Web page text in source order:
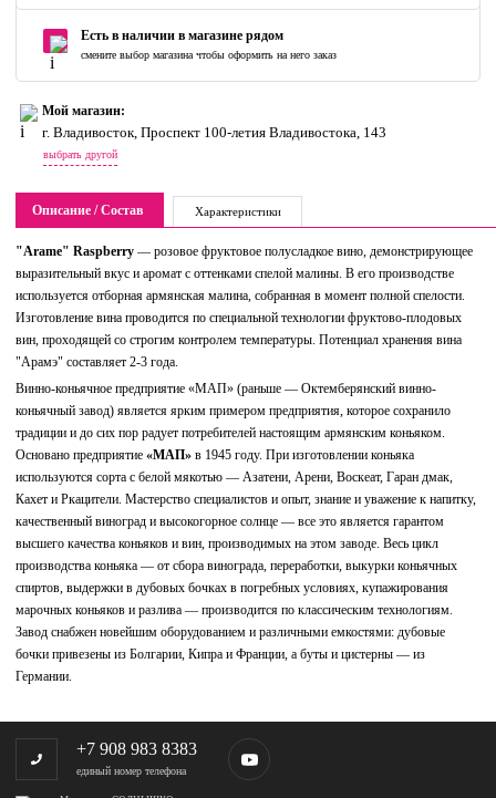
Есть в наличии в магазине рядом
смените выбор магазина чтобы оформить на него заказ
Мой магазин:
г. Владивосток, Проспект 100-летия Владивостока, 143
выбрать другой
Описание / Состав Характеристики
"Arame" Raspberry — розовое фруктовое полусладкое вино, демонстрирующее
выразительный вкус и аромат с оттенками спелой малины. В его производстве
используется отборная армянская малина, собранная в момент полной спелости.
Изготовление вина проводится по специальной технологии фруктово-плодовых
вин, проходящей со строгим контролем температуры. Потенциал хранения вина
"Арамэ" составляет 2-3 года.
Винно-коньячное предприятие «МАП» (раньше — Октемберянский винно-
коньячный завод) является ярким примером предприятия, которое сохранило
традиции и до сих пор радует потребителей настоящим армянским коньяком.
Основано предприятие «МАП» в 1945 году. При изготовлении коньяка
используются сорта с белой мякотью — Азатени, Арени, Воскеат, Гаран дмак,
Кахет и Ркацители. Мастерство специалистов и опыт, знание и уважение к напитку,
качественный виноград и высокогорное солнце — все это является гарантом
высшего качества коньяков и вин, производимых на этом заводе. Весь цикл
производства коньяка — от сбора винограда, переработки, выкурки коньячных
спиртов, выдержки в дубовых бочках в погребных условиях, купажирования
марочных коньяков и разлива — производится по классическим технологиям.
Завод снабжен новейшим оборудованием и различными емкостями: дубовые
бочки привезены из Болгарии, Кипра и Франции, а буты и цистерны — из
Германии.
+7 908 983 8383
единый номер телефона